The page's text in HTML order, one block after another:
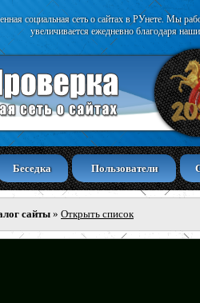
социальная сеть о сайтах в РУнете. Мы
увеличивается ежедневно благодаря
Беседка Пользователи
сайты » Открыть список